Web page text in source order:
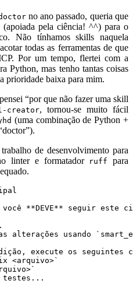
no ano passado, queria que
(apoiada pela ciência! ^^) para o
Não tínhamos skills naquela
todas as ferramentas de que
Por um tempo, flertei com a
Python, mas tenho tantas coisas
prioridade baixa para mim.
“por que não fazer uma skill
creator, tornou-se muito fácil
(uma combinação de Python +
de desenvolvimento para
linter e formatador ruff
para
**DEVE** seguir este
alterações usando
<arquivo>`
testes...